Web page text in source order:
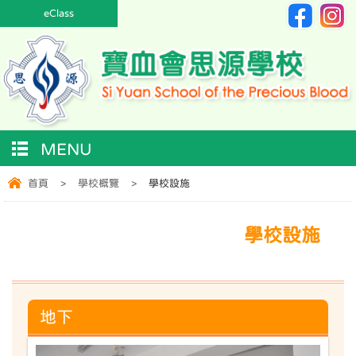
eClass
MENU
首頁 > 學校概覽 > 學校設施
學校設施
地下